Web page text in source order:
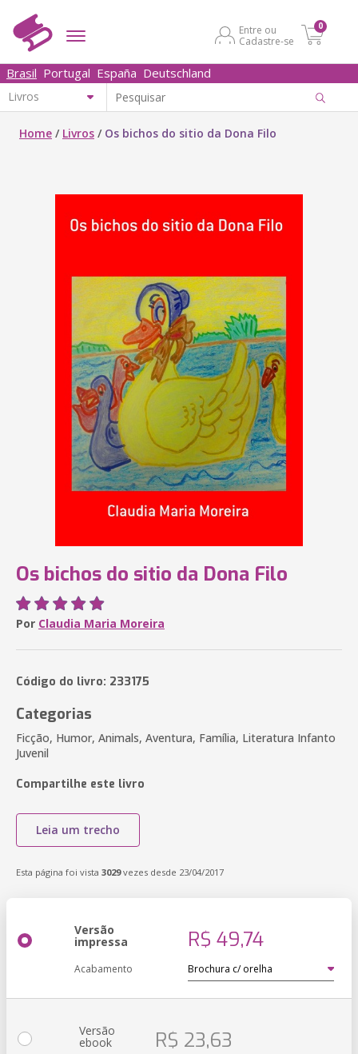
Entre ou
Cadastre-se
0
Brasil Portugal España Deutschland
Home / Livros / Os bichos do sitio da Dona Filo
Os bichos do sitio da Dona Filo
Por Claudia Maria Moreira
Código do livro: 233175
Categorias
Ficção, Humor, Animals, Aventura, Família, Literatura Infanto
Juvenil
Compartilhe este livro
Leia um trecho
Esta página foi vista 3029vezes desde 23/04/2017
Versão
impressa R$ 49,74
Acabamento
Versão
ebook R$ 23,63